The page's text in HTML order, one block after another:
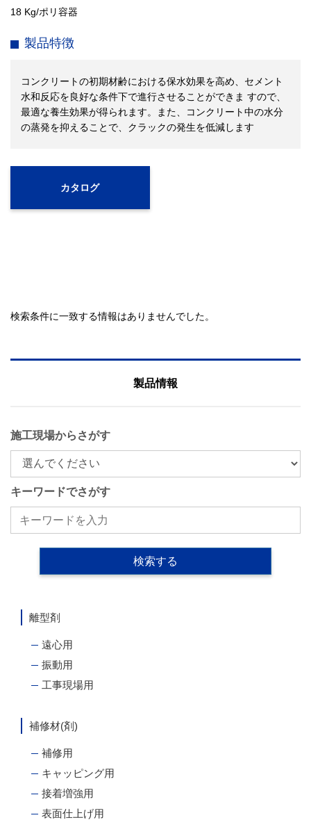
18 Kg/ポリ容器
製品特徴
コンクリートの初期材齢における保水効果を高め、セメント
水和反応を良好な条件下で進行させることができま すので、
最適な養生効果が得られます。また、コンクリート中の水分
の蒸発を抑えることで、クラックの発生を低減します
カタログ
検索条件に一致する情報はありませんでした。
製品情報
施工現場からさがす
キーワードでさがす
離型剤
遠心用
振動用
工事現場用
補修材(剤)
補修用
キャッピング用
接着増強用
表面仕上げ用